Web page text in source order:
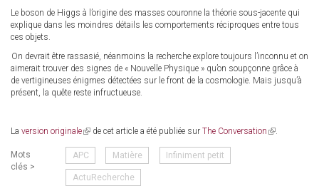
Le boson de Higgs à l’origine des masses couronne la théorie sous-jacente qui
explique dans les moindres détails les comportements réciproques entre tous
ces objets.
On devrait être rassasié, néanmoins la recherche explore toujours l’inconnu et on
aimerait trouver des signes de « Nouvelle Physique » qu’on soupçonne grâce à
de vertigineuses énigmes détectées sur le front de la cosmologie. Mais jusqu’à
présent, la quête reste infructueuse.
La version originale(link
external)
de cet article a été publiée sur The Conversation (link
.
Mots
clés >
APC Matière Infiniment petit
ActuRecherche